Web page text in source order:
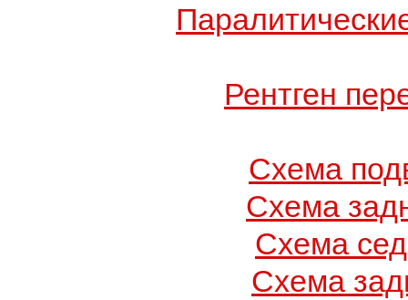
Рентген
Схема
Схема
Схема
Схема